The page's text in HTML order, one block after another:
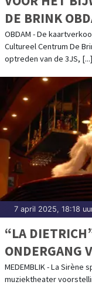
DE BRINK
BESTELLEN
OBDAM - De
Cultureel Centrum De
optreden van de 3JS, [...]
7 april 2025, 18:18
“LA
ONDERGANG
MEDEMBLIK - La
muziektheater